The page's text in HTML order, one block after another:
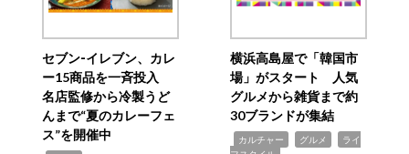
セブン‐イレブン、カレ
ー15商品を一斉投入
名店監修から冷製うど
んまで“夏のカレーフェ
ス”を開催中
横浜高島屋で「韓国市
場」がスタート 人気
グルメから雑貨まで約
30ブランドが集結
カルチャー グルメ
ライ